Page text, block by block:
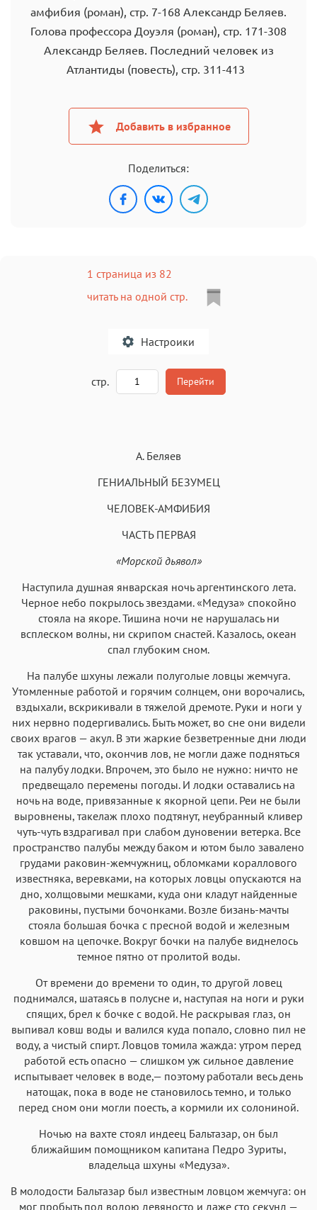
амфибия (роман), стр. 7-168 Александр Беляев.
Голова профессора Доуэля (роман), стр. 171-308
Александр Беляев. Последний человек из
Атлантиды (повесть), стр. 311-413
Добавить в избранное
Поделиться:
1 страница из 82
читать на одной стр.
Настроики
Аа
Garamond
Аа
Аа
Iowan
Аа
San Francisco Аа
SF Serif Аа
New York
Аа Аа
Arial Аа
Georgia
Аа
Аа
Courier
Аа
Courier New
Аа
Menlo
Аа
SF Mono
стр. Перейти
А. Беляев
ГЕНИАЛЬНЫЙ БЕЗУМЕЦ
ЧЕЛОВЕК-АМФИБИЯ
ЧАСТЬ ПЕРВАЯ
«Морской дьявол»
Наступила душная январская ночь аргентинского лета.
Черное небо покрылось звездами. «Медуза» спокойно
стояла на якоре. Тишина ночи не нарушалась ни
всплеском волны, ни скрипом снастей. Казалось, океан
спал глубоким сном.
На палубе шхуны лежали полуголые ловцы жемчуга.
Утомленные работой и горячим солнцем, они ворочались,
вздыхали, вскрикивали в тяжелой дремоте. Руки и ноги у
них нервно подергивались. Быть может, во сне они видели
своих врагов — акул. В эти жаркие безветренные дни люди
так уставали, что, окончив лов, не могли даже подняться
на палубу лодки. Впрочем, это было не нужно: ничто не
предвещало перемены погоды. И лодки оставались на
ночь на воде, привязанные к якорной цепи. Реи не были
выровнены, такелаж плохо подтянут, неубранный кливер
чуть-чуть вздрагивал при слабом дуновении ветерка. Все
пространство палубы между баком и ютом было завалено
грудами раковин-жемчужниц, обломками кораллового
известняка, веревками, на которых ловцы опускаются на
дно, холщовыми мешками, куда они кладут найденные
раковины, пустыми бочонками. Возле бизань-мачты
стояла большая бочка с пресной водой и железным
ковшом на цепочке. Вокруг бочки на палубе виднелось
темное пятно от пролитой воды.
От времени до времени то один, то другой ловец
поднимался, шатаясь в полусне и, наступая на ноги и руки
спящих, брел к бочке с водой. Не раскрывая глаз, он
выпивал ковш воды и валился куда попало, словно пил не
воду, а чистый спирт. Ловцов томила жажда: утром перед
работой есть опасно — слишком уж сильное давление
испытывает человек в воде,— поэтому работали весь день
натощак, пока в воде не становилось темно, и только
перед сном они могли поесть, а кормили их солониной.
Ночью на вахте стоял индеец Бальтазар, он был
ближайшим помощником капитана Педро Зуриты,
владельца шхуны «Медуза».
В молодости Бальтазар был известным ловцом жемчуга: он
мог пробыть под водою девяносто и даже сто секунд —